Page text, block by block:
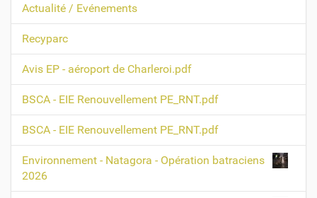
Actualité / Evénements
Recyparc
Avis EP - aéroport de Charleroi.pdf
BSCA - EIE Renouvellement PE_RNT.pdf
BSCA - EIE Renouvellement PE_RNT.pdf
Environnement - Natagora - Opération batraciens
2026